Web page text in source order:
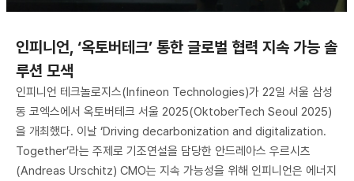
인피니언, ‘옥토버테크’ 통한 글로벌 협력 지속 가능 솔
루션 모색
인피니언 테크놀로지스(Infineon Technologies)가 22일 서울 삼성
동 코엑스에서 옥토버테크 서울 2025(OktoberTech Seoul 2025)
을 개최했다. 이날 ‘Driving decarbonization and digitalization.
Together’라는 주제로 기조연설을 담당한 안드레아스 우르시츠
(Andreas Urschitz) CMO는 지속 가능성을 위해 인피니언은 에너지